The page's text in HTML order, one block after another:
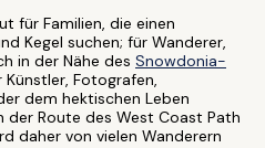
für Familien, die einen
Kegel suchen; für Wanderer,
in der Nähe des Snowdonia-
Künstler, Fotografen,
dem hektischen Leben
Route des West Coast Path
daher von vielen Wanderern